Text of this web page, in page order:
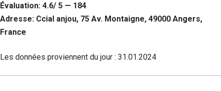
Évaluation: 4.6/ 5 — 184
Adresse: Ccial anjou, 75 Av. Montaigne, 49000 Angers,
France
Les données proviennent du jour : 31.01.2024